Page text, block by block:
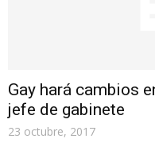
Gay hará cambios
jefe de gabinete
23 octubre, 2017